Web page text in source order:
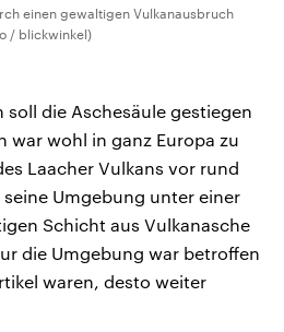
einen gewaltigen Vulkanausbruch
/ blickwinkel)
die Aschesäule gestiegen
war wohl in ganz Europa zu
Laacher Vulkans vor rund
Umgebung unter einer
Schicht aus Vulkanasche
die Umgebung war betroffen
waren, desto weiter